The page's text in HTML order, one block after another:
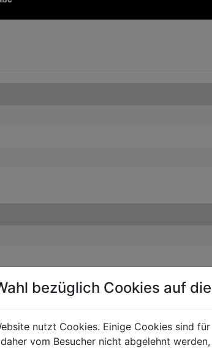
bezüglich Cookies auf
nutzt Cookies. Einige Cookies sind
vom Besucher nicht abgelehnt